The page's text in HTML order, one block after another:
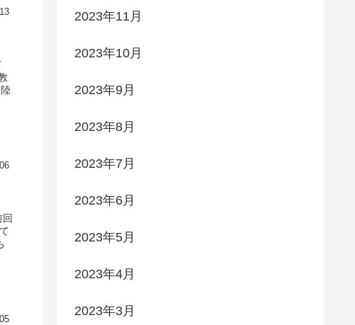
2023年11月
2023年10月
2023年9月
2023年8月
2023年7月
2023年6月
2023年5月
2023年4月
2023年3月